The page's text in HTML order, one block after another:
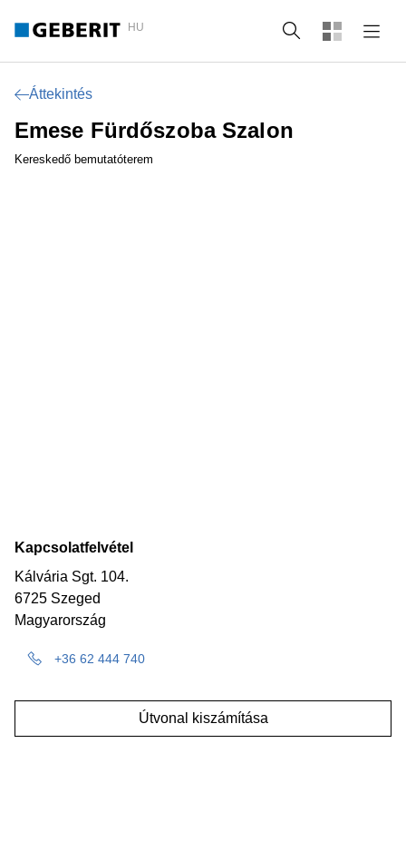
HU Keresés
Áttekintés
Emese Fürdőszoba Szalon
Kereskedő bemutatóterem
Kapcsolatfelvétel
Kálvária Sgt. 104.
6725 Szeged
Magyarország
+36 62 444 740
Útvonal kiszámítása